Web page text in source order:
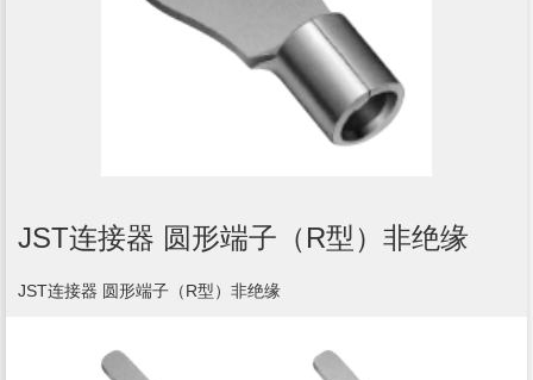
JST连接器 圆形端子（R型）非绝缘
JST连接器 圆形端子（R型）非绝缘